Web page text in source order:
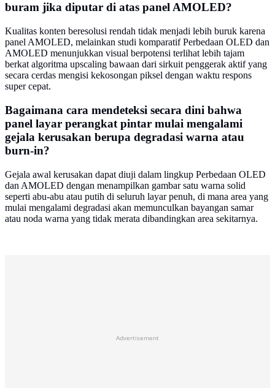
buram jika diputar di atas panel AMOLED?
Kualitas konten beresolusi rendah tidak menjadi lebih buruk karena
panel AMOLED, melainkan studi komparatif Perbedaan OLED dan
AMOLED menunjukkan visual berpotensi terlihat lebih tajam
berkat algoritma upscaling bawaan dari sirkuit penggerak aktif yang
secara cerdas mengisi kekosongan piksel dengan waktu respons
super cepat.
Bagaimana cara mendeteksi secara dini bahwa
panel layar perangkat pintar mulai mengalami
gejala kerusakan berupa degradasi warna atau
burn-in?
Gejala awal kerusakan dapat diuji dalam lingkup Perbedaan OLED
dan AMOLED dengan menampilkan gambar satu warna solid
seperti abu-abu atau putih di seluruh layar penuh, di mana area yang
mulai mengalami degradasi akan memunculkan bayangan samar
atau noda warna yang tidak merata dibandingkan area sekitarnya.
Advertisement